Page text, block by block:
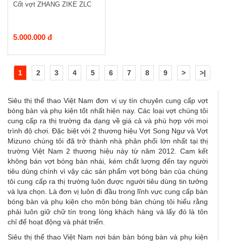
Cốt vợt ZHANG ZIKE ZLC
5.000.000 đ
1 2 3 4 5 6 7 8 9 > >|
Siêu thị thể thao Việt Nam đơn vị uy tín chuyên cung cấp vợt
bóng bàn và phụ kiện tốt nhất hiện nay. Các loại vợt chúng tôi
cung cấp ra thị trường đa dạng về giá cả và phù hợp với mọi
trình độ chơi. Đặc biệt với 2 thương hiệu Vợt Song Ngư và Vợt
Mizuno chúng tôi đã trở thành nhà phân phối lớn nhất tại thị
trường Việt Nam 2 thương hiệu này từ năm 2012. Cam kết
không bán vợt bóng bàn nhái, kém chất lượng đến tay người
tiêu dùng chính vì vậy các sản phẩm vợt bóng bàn của chúng
tôi cung cấp ra thị trường luôn được người tiêu dùng tin tưởng
và lựa chọn. Là đơn vị luôn đi đầu trong lĩnh vực cung cấp bàn
bóng bàn và phụ kiện cho môn bóng bàn chúng tôi hiểu rằng
phải luôn giữ chữ tín trong lòng khách hàng và lấy đó là tôn
chỉ để hoạt động và phát triển.
Siêu thị thể thao Việt Nam nơi bán bàn bóng bàn và phụ kiện